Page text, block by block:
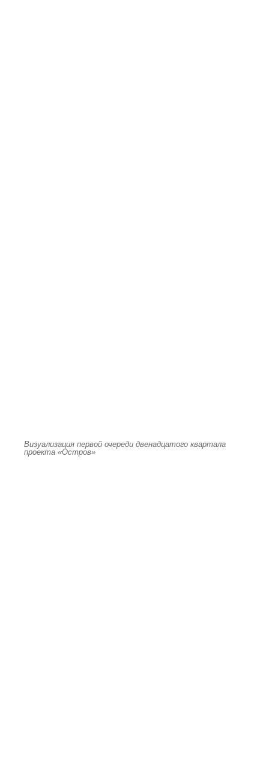
Визуализация первой очереди двенадцатого квартала
проекта «Остров»